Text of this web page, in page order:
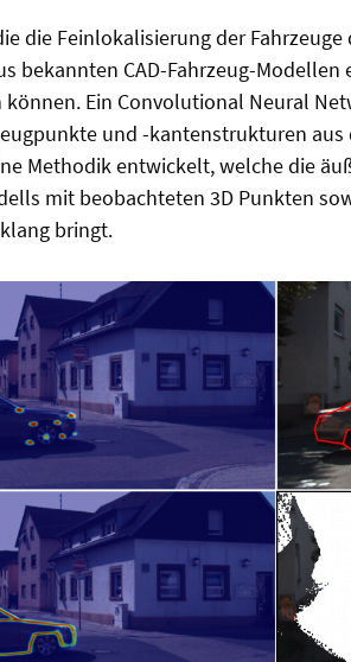
die Feinlokalisierung der
bekannten CAD-Fahrzeug-
Ein Convolutional Neural
und -kantenstrukturen
Methodik entwickelt, welche die
mit beobachteten 3D Punkten
bringt.